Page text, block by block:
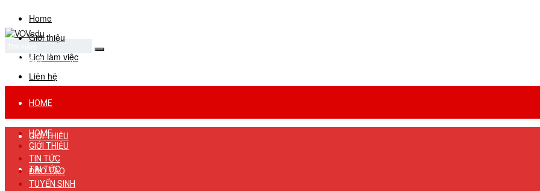
Home
Giới thiệu
Lịch làm việc
Liên hệ
No Result
View All Result
HOME
GIỚI THIỆU
TIN TỨC
HOME
GIỚI THIỆU
TIN TỨC
ĐÀO TẠO
TUYỂN SINH